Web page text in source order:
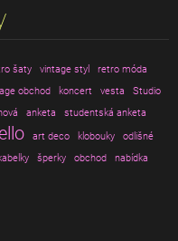
šaty vintage styl
retro móda
obchod koncert vesta
Studio
anketa
studentská anketa
art deco klobouky
odlišné
šperky obchod
nabídka